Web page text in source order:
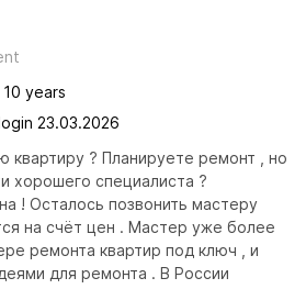
years
23.03.2026
квартиру ? Планируете ремонт , но
хорошего специалиста ?
! Осталось позвонить мастеру
на счёт цен . Мастер уже более
ремонта квартир под ключ , и
для ремонта . В России